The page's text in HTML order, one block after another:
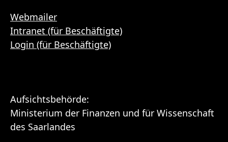
Webmailer
Intranet (für Beschäftigte)
Login (für Beschäftigte)
Aufsichtsbehörde:
Ministerium der Finanzen und für Wissenschaft
des Saarlandes